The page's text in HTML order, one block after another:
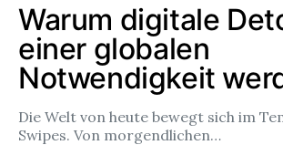
Warum digitale
einer globalen
Notwendigkeit
Die Welt von heute bewegt sich im
Swipes. Von morgendlichen…